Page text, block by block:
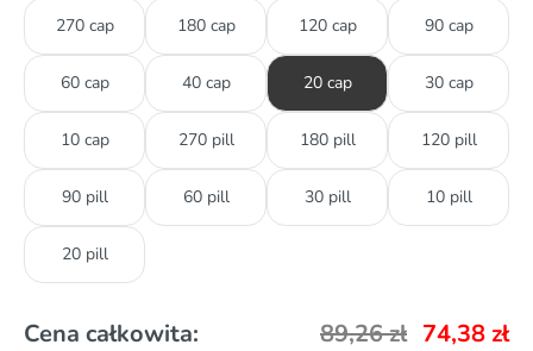
270 cap 180 cap 120 cap 90 cap
60 cap 40 cap 20 cap 30 cap
10 cap 270 pill 180 pill 120 pill
90 pill 60 pill 30 pill 10 pill
20 pill
Cena całkowita: 89,26zł 74,38 zł